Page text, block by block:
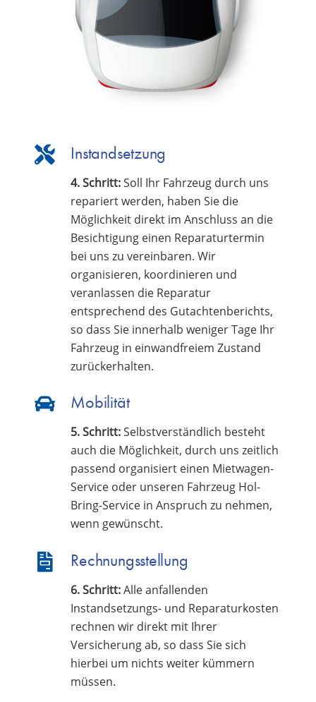
Instandsetzung
4. Schritt:Soll Ihr Fahrzeug durch uns
repariert werden, haben Sie die
Möglichkeit direkt im Anschluss an die
Besichtigung einen Reparaturtermin
bei uns zu vereinbaren. Wir
organisieren, koordinieren und
veranlassen die Reparatur
entsprechend des Gutachtenberichts,
so dass Sie innerhalb weniger Tage Ihr
Fahrzeug in einwandfreiem Zustand
zurückerhalten.
Mobilität
5. Schritt:Selbstverständlich besteht
auch die Möglichkeit, durch uns zeitlich
passend organisiert einen Mietwagen-
Service oder unseren Fahrzeug Hol-
Bring-Service in Anspruch zu nehmen,
wenn gewünscht.
Rechnungsstellung
6. Schritt:Alle anfallenden
Instandsetzungs- und Reparaturkosten
rechnen wir direkt mit Ihrer
Versicherung ab, so dass Sie sich
hierbei um nichts weiter kümmern
müssen.